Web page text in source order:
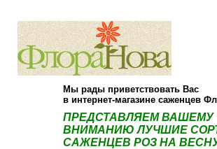
Мы рады приветствовать Вас
в интернет-магазине саженцев
ПРЕДСТАВЛЯЕМ ВАШЕМУ
ВНИМАНИЮ ЛУЧШИЕ
САЖЕНЦЕВ РОЗ НА ВЕСНУ